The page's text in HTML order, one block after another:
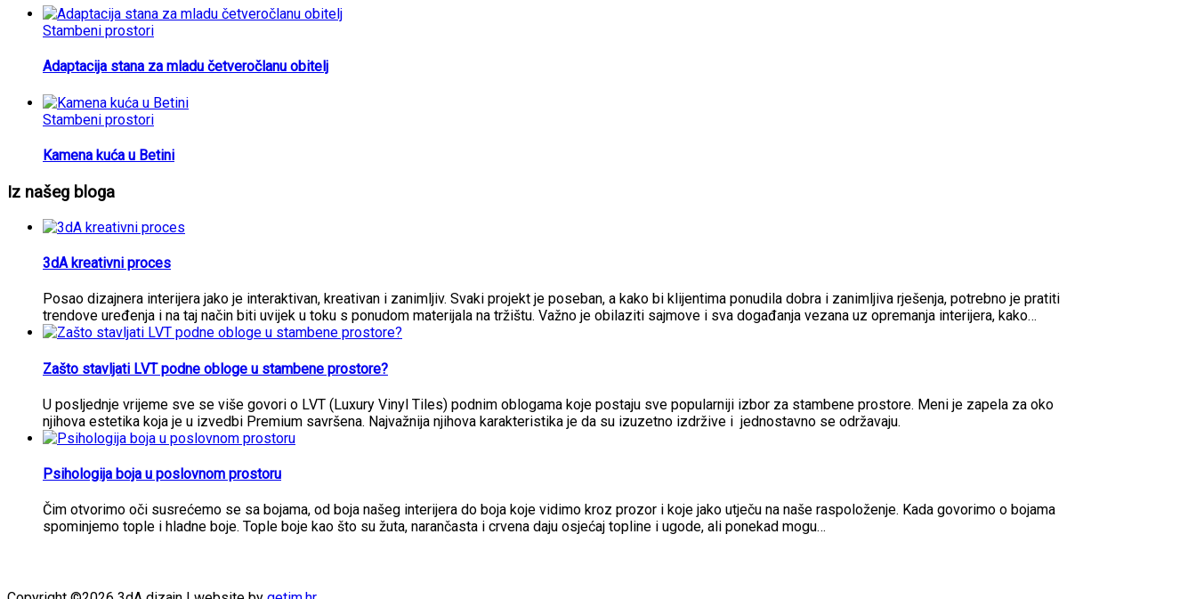
Stambeni prostori
Adaptacija stana za mladu četveročlanu obitelj
Stambeni prostori
Kamena kuća u Betini
Iz našeg bloga
3dA kreativni proces
Posao dizajnera interijera jako je interaktivan, kreativan i zanimljiv. Svaki projekt je poseban, a kako bi klijentima ponudila dobra i zanimljiva rješenja, potrebno je pratiti
trendove uređenja i na taj način biti uvijek u toku s ponudom materijala na tržištu. Važno je obilaziti sajmove i sva događanja vezana uz opremanja interijera, kako…
Zašto stavljati LVT podne obloge u stambene prostore?
U posljednje vrijeme sve se više govori o LVT (Luxury Vinyl Tiles) podnim oblogama koje postaju sve popularniji izbor za stambene prostore. Meni je zapela za oko
njihova estetika koja je u izvedbi Premium savršena. Najvažnija njihova karakteristika je da su izuzetno izdržive i jednostavno se održavaju.
Psihologija boja u poslovnom prostoru
Čim otvorimo oči susrećemo se sa bojama, od boja našeg interijera do boja koje vidimo kroz prozor i koje jako utječu na naše raspoloženje. Kada govorimo o bojama
spominjemo tople i hladne boje. Tople boje kao što su žuta, narančasta i crvena daju osjećaj topline i ugode, ali ponekad mogu…